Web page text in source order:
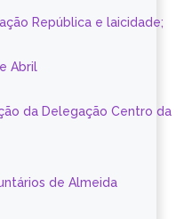
República e laicidade;
Abril
da Delegação Centro da
de Almeida